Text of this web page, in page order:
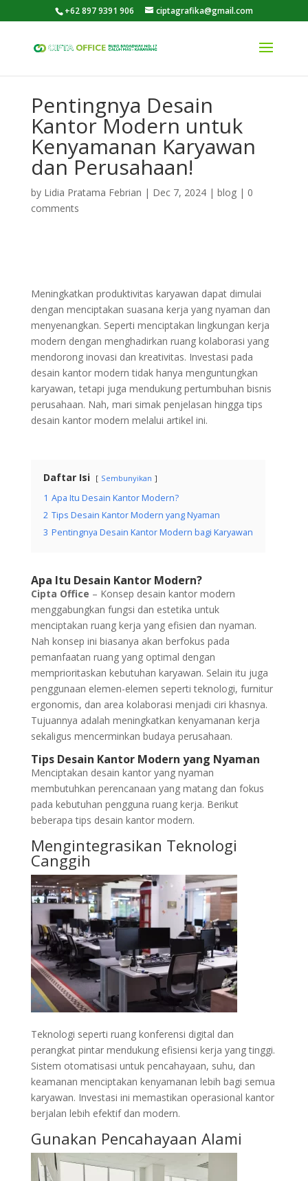
+62 897 9391 906 ciptagrafika@gmail.com
Pentingnya Desain
Kantor Modern untuk
Kenyamanan Karyawan
dan Perusahaan!
by Lidia Pratama Febrian | Dec 7, 2024| blog| 0
comments
Meningkatkan produktivitas karyawan dapat dimulai
dengan menciptakan suasana kerja yang nyaman dan
menyenangkan. Seperti menciptakan lingkungan kerja
modern dengan menghadirkan ruang kolaborasi yang
mendorong inovasi dan kreativitas. Investasi pada
desain kantor modern tidak hanya menguntungkan
karyawan, tetapi juga mendukung pertumbuhan bisnis
perusahaan. Nah, mari simak penjelasan hingga tips
desain kantor modern melalui artikel ini.
Daftar Isi Sembunyikan
1 Apa Itu Desain Kantor Modern?
2 Tips Desain Kantor Modern yang Nyaman
3 Pentingnya Desain Kantor Modern bagi Karyawan
Apa Itu Desain Kantor Modern?
Cipta Office – Konsep desain kantor modern
menggabungkan fungsi dan estetika untuk
menciptakan ruang kerja yang efisien dan nyaman.
Nah konsep ini biasanya akan berfokus pada
pemanfaatan ruang yang optimal dengan
memprioritaskan kebutuhan karyawan. Selain itu juga
penggunaan elemen-elemen seperti teknologi, furnitur
ergonomis, dan area kolaborasi menjadi ciri khasnya.
Tujuannya adalah meningkatkan kenyamanan kerja
sekaligus mencerminkan budaya perusahaan.
Tips Desain Kantor Modern yang Nyaman
Menciptakan desain kantor yang nyaman
membutuhkan perencanaan yang matang dan fokus
pada kebutuhan pengguna ruang kerja. Berikut
beberapa tips desain kantor modern.
Mengintegrasikan Teknologi
Canggih
Teknologi seperti ruang konferensi digital dan
perangkat pintar mendukung efisiensi kerja yang tinggi.
Sistem otomatisasi untuk pencahayaan, suhu, dan
keamanan menciptakan kenyamanan lebih bagi semua
karyawan. Investasi ini memastikan operasional kantor
berjalan lebih efektif dan modern.
Gunakan Pencahayaan Alami